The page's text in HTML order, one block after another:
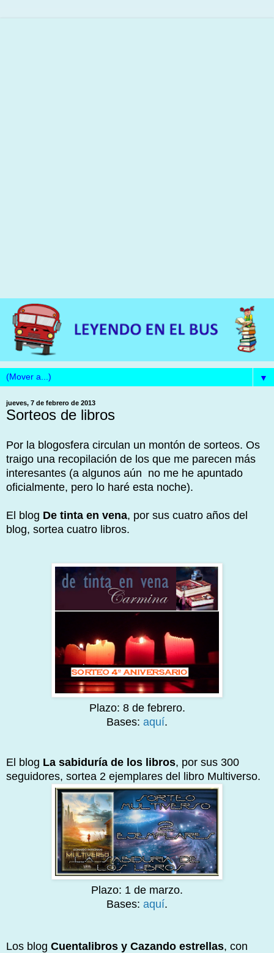
▼
jueves, 7 de febrero de 2013
Sorteos de libros
Por la blogosfera circulan un montón de sorteos. Os
traigo una recopilación de los que me parecen más
interesantes (a algunos aún no me he apuntado
oficialmente, pero lo haré esta noche).
El blog De tinta en vena, por sus cuatro años del
blog, sortea cuatro libros.
Plazo: 8 de febrero.
Bases: aquí.
El blog La sabiduría de los libros, por sus 300
seguidores, sortea 2 ejemplares del libro Multiverso.
Plazo: 1 de marzo.
Bases: aquí.
Los blog Cuentalibros y Cazando estrellas, con